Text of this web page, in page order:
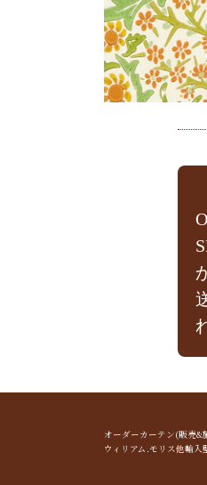
オーダーカーテン(販
ウィリアム.モリス他輸